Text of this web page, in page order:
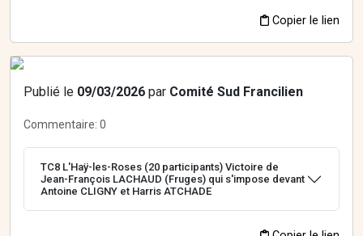
Copier le lien
Publié le 09/03/2026 par Comité Sud Francilien
Commentaire: 0
TC8 L'Haÿ-les-Roses (20 participants) Victoire de
Jean-François LACHAUD (Fruges) qui s'impose devant
Antoine CLIGNY et Harris ATCHADE